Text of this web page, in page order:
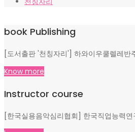
book Publishing
[도서출판 '천칭자리'] 하와이우쿨렐레
Know more
Instructor course
[한국실용음악심리협회] 한국직업능력